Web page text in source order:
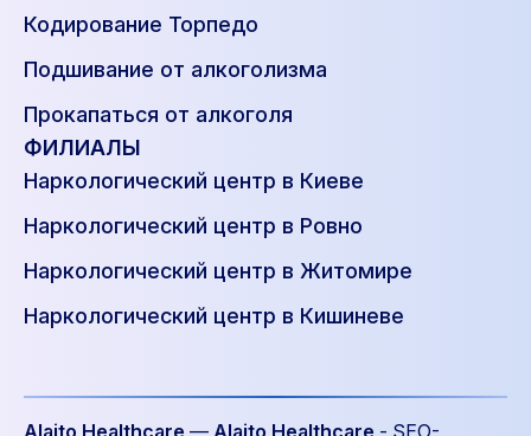
Кодирование Торпедо
Подшивание от алкоголизма
Прокапаться от алкоголя
ФИЛИАЛЫ
Наркологический центр в Киеве
Наркологический центр в Ровно
Наркологический центр в Житомире
Наркологический центр в Кишиневе
Alaito Healthcare — Alaito Healthcare - SEO-